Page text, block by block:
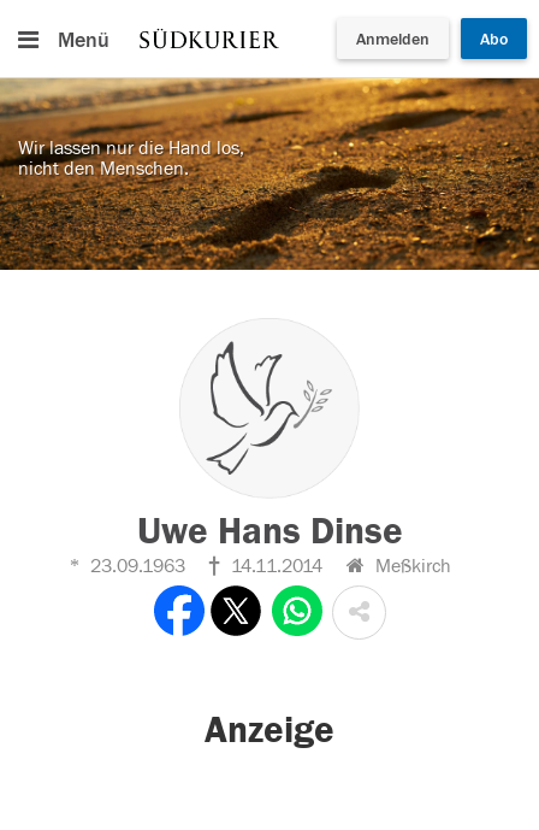
Menü Anmelden Abo
Wir lassen nur die Hand los,
nicht den Menschen.
Uwe Hans Dinse
23.09.1963 14.11.2014 Meßkirch
Anzeige